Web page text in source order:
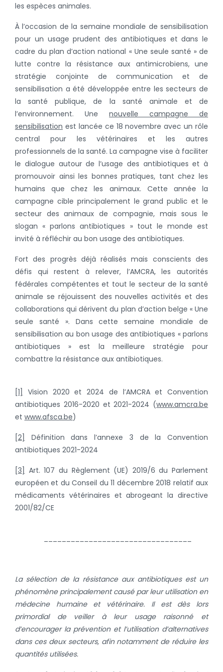
les espèces animales.
À l’occasion de la semaine mondiale de sensibilisation
pour un usage prudent des antibiotiques et dans le
cadre du plan d’action national « Une seule santé » de
lutte contre la résistance aux antimicrobiens, une
stratégie conjointe de communication et de
sensibilisation a été développée entre les secteurs de
la santé publique, de la santé animale et de
l’environnement. Une nouvelle campagne de
sensibilisation est lancée ce 18 novembre avec un rôle
central pour les vétérinaires et les autres
professionnels de la santé. La campagne vise à faciliter
le dialogue autour de l’usage des antibiotiques et à
promouvoir ainsi les bonnes pratiques, tant chez les
humains que chez les animaux. Cette année la
campagne cible principalement le grand public et le
secteur des animaux de compagnie, mais sous le
slogan « parlons antibiotiques » tout le monde est
invité à réfléchir au bon usage des antibiotiques.
Fort des progrès déjà réalisés mais conscients des
défis qui restent à relever, l’AMCRA, les autorités
fédérales compétentes et tout le secteur de la santé
animale se réjouissent des nouvelles activités et des
collaborations qui dérivent du plan d’action belge « Une
seule santé ». Dans cette semaine mondiale de
sensibilisation au bon usage des antibiotiques « parlons
antibiotiques » est la meilleure stratégie pour
combattre la résistance aux antibiotiques.
[1]
Vision 2020 et 2024 de l’AMCRA et Convention
antibiotiques 2016-2020 et 2021-2024 (www.amcra.be
et www.afsca.be)
[2]
Définition dans l’annexe 3 de la Convention
antibiotiques 2021-2024
[3] Art. 107 du Règlement (UE) 2019/6 du Parlement
européen et du Conseil du 11 décembre 2018 relatif aux
médicaments vétérinaires et abrogeant la directive
2001/82/CE
La sélection de la résistance aux antibiotiques est un
phénomène principalement causé par leur utilisation en
médecine humaine et vétérinaire. Il est dès lors
primordial de veiller à leur usage raisonné et
d’encourager la prévention et l’utilisation d’alternatives
dans ces deux secteurs, afin notamment de réduire les
quantités utilisées.